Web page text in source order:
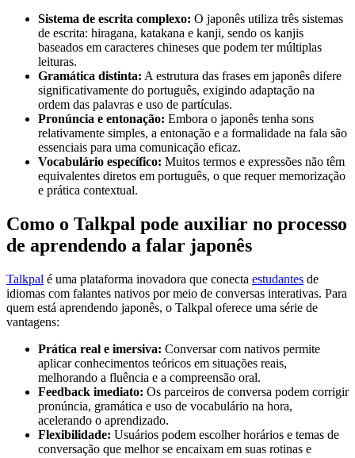
Sistema de escrita complexo: O japonês utiliza três sistemas
de escrita: hiragana, katakana e kanji, sendo os kanjis
baseados em caracteres chineses que podem ter múltiplas
leituras.
Gramática distinta: A estrutura das frases em japonês difere
significativamente do português, exigindo adaptação na
ordem das palavras e uso de partículas.
Pronúncia e entonação: Embora o japonês tenha sons
relativamente simples, a entonação e a formalidade na fala são
essenciais para uma comunicação eficaz.
Vocabulário específico: Muitos termos e expressões não têm
equivalentes diretos em português, o que requer memorização
e prática contextual.
Como o Talkpal pode auxiliar no processo
de aprendendo a falar japonês
Talkpal é uma plataforma inovadora que conecta estudantes de
idiomas com falantes nativos por meio de conversas interativas. Para
quem está aprendendo japonês, o Talkpal oferece uma série de
vantagens:
Prática real e imersiva: Conversar com nativos permite
aplicar conhecimentos teóricos em situações reais,
melhorando a fluência e a compreensão oral.
Feedback imediato: Os parceiros de conversa podem corrigir
pronúncia, gramática e uso de vocabulário na hora,
acelerando o aprendizado.
Flexibilidade: Usuários podem escolher horários e temas de
conversação que melhor se encaixam em suas rotinas e